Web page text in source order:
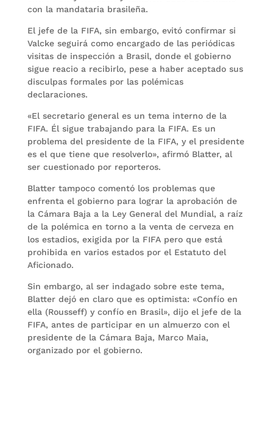
con la mandataria brasileña.
El jefe de la FIFA, sin embargo, evitó confirmar si
Valcke seguirá como encargado de las periódicas
visitas de inspección a Brasil, donde el gobierno
sigue reacio a recibirlo, pese a haber aceptado sus
disculpas formales por las polémicas
declaraciones.
«El secretario general es un tema interno de la
FIFA. Él sigue trabajando para la FIFA. Es un
problema del presidente de la FIFA, y el presidente
es el que tiene que resolverlo», afirmó Blatter, al
ser cuestionado por reporteros.
Blatter tampoco comentó los problemas que
enfrenta el gobierno para lograr la aprobación de
la Cámara Baja a la Ley General del Mundial, a raíz
de la polémica en torno a la venta de cerveza en
los estadios, exigida por la FIFA pero que está
prohibida en varios estados por el Estatuto del
Aficionado.
Sin embargo, al ser indagado sobre este tema,
Blatter dejó en claro que es optimista: «Confío en
ella (Rousseff) y confío en Brasil», dijo el jefe de la
FIFA, antes de participar en un almuerzo con el
presidente de la Cámara Baja, Marco Maia,
organizado por el gobierno.